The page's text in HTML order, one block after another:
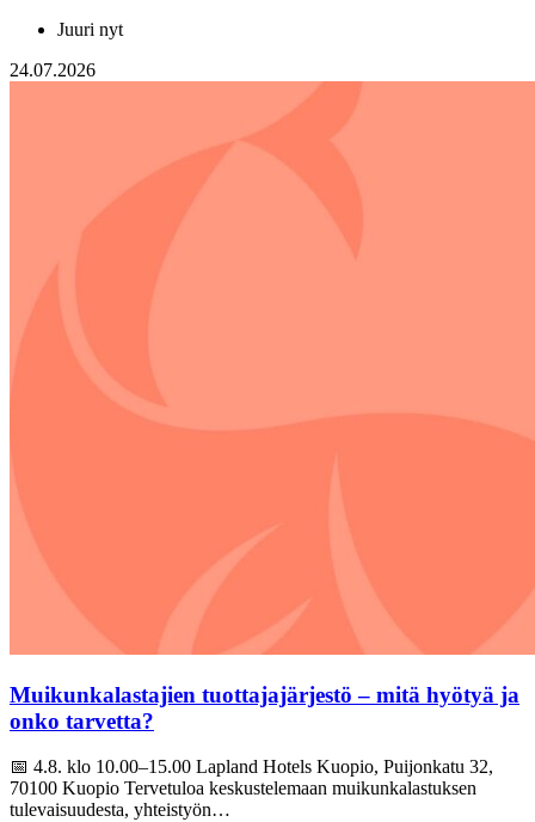
Juuri nyt
24.07.2026
Muikunkalastajien tuottajajärjestö – mitä hyötyä ja
onko tarvetta?
📅 4.8. klo 10.00–15.00 Lapland Hotels Kuopio, Puijonkatu 32,
70100 Kuopio Tervetuloa keskustelemaan muikunkalastuksen
tulevaisuudesta, yhteistyön…